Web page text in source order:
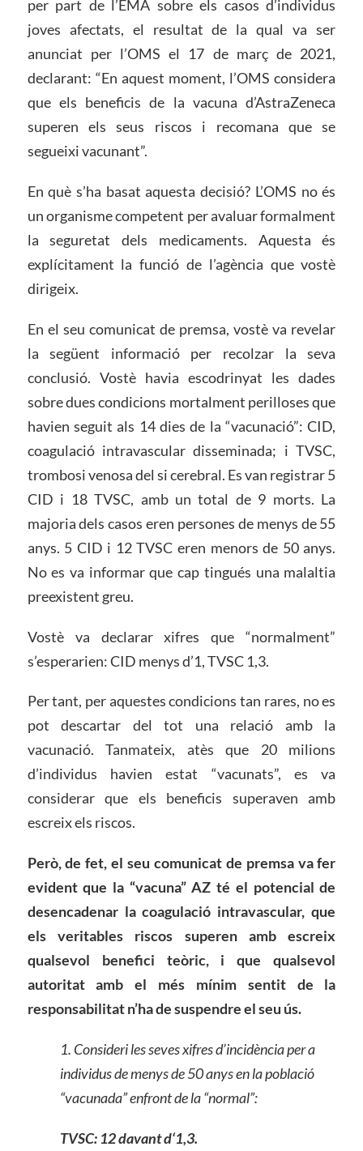
per part de l’EMA sobre els casos d’individus
joves afectats, el resultat de la qual va ser
anunciat per l’OMS el 17 de març de 2021,
declarant: “En aquest moment, l’OMS considera
que els beneficis de la vacuna d’AstraZeneca
superen els seus riscos i recomana que se
segueixi vacunant”.
En què s’ha basat aquesta decisió? L’OMS no és
un organisme competent per avaluar formalment
la seguretat dels medicaments. Aquesta és
explícitament la funció de l’agència que vostè
dirigeix.
En el seu comunicat de premsa, vostè va revelar
la següent informació per recolzar la seva
conclusió. Vostè havia escodrinyat les dades
sobre dues condicions mortalment perilloses que
havien seguit als 14 dies de la “vacunació”: CID,
coagulació intravascular disseminada; i TVSC,
trombosi venosa del si cerebral. Es van registrar 5
CID i 18 TVSC, amb un total de 9 morts. La
majoria dels casos eren persones de menys de 55
anys. 5 CID i 12 TVSC eren menors de 50 anys.
No es va informar que cap tingués una malaltia
preexistent greu.
Vostè va declarar xifres que “normalment”
s’esperarien: CID menys d’1, TVSC 1,3.
Per tant, per aquestes condicions tan rares, no es
pot descartar del tot una relació amb la
vacunació. Tanmateix, atès que 20 milions
d’individus havien estat “vacunats”, es va
considerar que els beneficis superaven amb
escreix els riscos.
Però, de fet, el seu comunicat de premsa va fer
evident que la “vacuna” AZ té el potencial de
desencadenar la coagulació intravascular, que
els veritables riscos superen amb escreix
qualsevol benefici teòric, i que qualsevol
autoritat amb el més mínim sentit de la
responsabilitatn’ha de suspendre el seu ús.
1. Consideriles seves xifres d’incidència per a
individus de menys de 50 anys en la població
“vacunada” enfront de la “normal”:
TVSC: 12davantd‘1,3.